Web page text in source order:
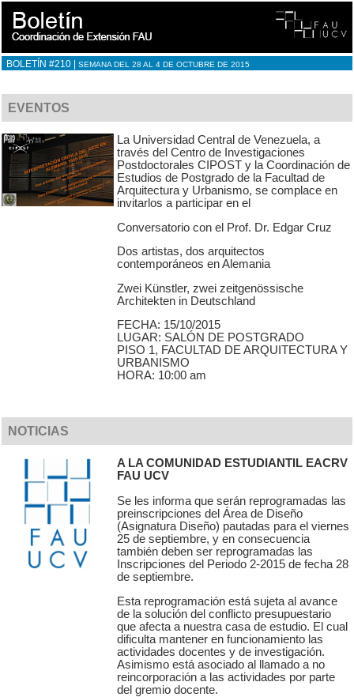
BOLETÍN #210 | SEMANA DEL 28 AL 4 DE OCTUBRE DE 2015
EVENTOS
La Universidad Central de Venezuela, a
través del Centro de Investigaciones
Postdoctorales CIPOST y la Coordinación de
Estudios de Postgrado de la Facultad de
Arquitectura y Urbanismo, se complace en
invitarlos a participar en el
Conversatorio con el Prof. Dr. Edgar Cruz
Dos artistas, dos arquitectos
contemporáneos en Alemania
Zwei Künstler, zwei zeitgenössische
Architekten in Deutschland
FECHA: 15/10/2015
LUGAR: SALÓN DE POSTGRADO
PISO 1, FACULTAD DE ARQUITECTURA Y
URBANISMO
HORA: 10:00 am
NOTICIAS
A LA COMUNIDAD ESTUDIANTIL EACRV
FAU UCV
Se les informa que serán reprogramadas las
preinscripciones del Área de Diseño
(Asignatura Diseño) pautadas para el viernes
25 de septiembre, y en consecuencia
también deben ser reprogramadas las
Inscripciones del Periodo 2-2015 de fecha 28
de septiembre.
Esta reprogramación está sujeta al avance
de la solución del conflicto presupuestario
que afecta a nuestra casa de estudio. El cual
dificulta mantener en funcionamiento las
actividades docentes y de investigación.
Asimismo está asociado al llamado a no
reincorporación a las actividades por parte
del gremio docente.